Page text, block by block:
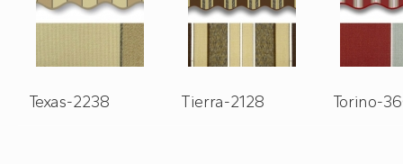
Texas-2238 Tierra-2128 Torino-